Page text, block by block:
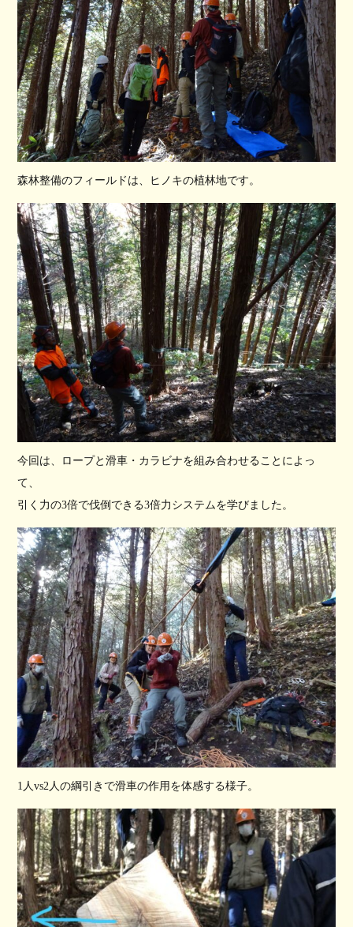
森林整備のフィールドは、ヒノキの植林地です。
今回は、ロープと滑車・カラビナを組み合わせることによっ
て、
引く力の3倍で伐倒できる3倍力システムを学びました。
1人vs2人の綱引きで滑車の作用を体感する様子。